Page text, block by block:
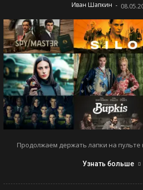
Иван Шапкин -
Продолжаем держать лапки на пульте
Узнать больше